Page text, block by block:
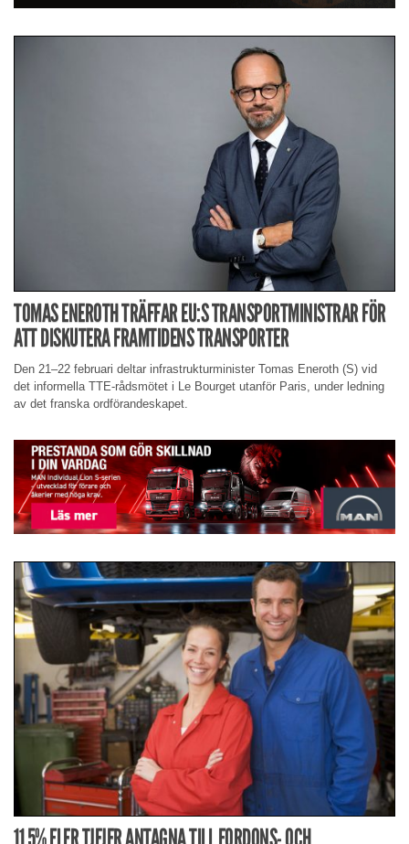
TOMAS ENEROTH TRÄFFAR EU:S TRANSPORTMINISTRAR FÖR
ATT DISKUTERA FRAMTIDENS TRANSPORTER
Den 21–22 februari deltar infrastrukturminister Tomas Eneroth (S) vid
det informella TTE-rådsmötet i Le Bourget utanför Paris, under ledning
av det franska ordförandeskapet.